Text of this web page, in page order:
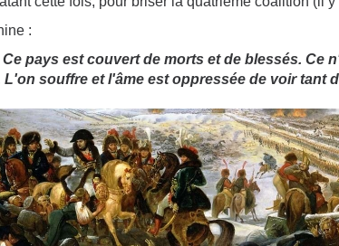
:
pays est couvert de morts et de blessés. Ce
L'on souffre et l'âme est oppressée de voir tant